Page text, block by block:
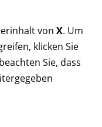
von X. Um
klicken Sie
Sie, dass